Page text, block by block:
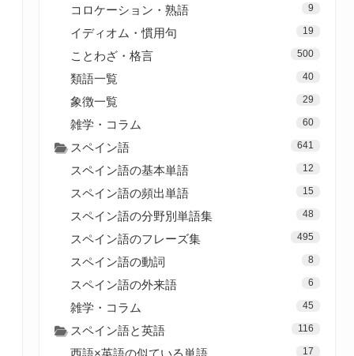
コロケーション・熟語 9
イディオム・慣用句 19
ことわざ・格言 500
類語一覧 40
象徴一覧 29
雑学・コラム 60
スペイン語 641
スペイン語の基本単語 12
スペイン語の頻出単語 15
スペイン語の分野別単語集 48
スペイン語のフレーズ集 495
スペイン語の動詞 8
スペイン語の外来語 6
雑学・コラム 45
スペイン語と英語 116
西語×英語の似ている単語 17